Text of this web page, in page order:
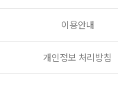
이용안내
개인정보 처리방침